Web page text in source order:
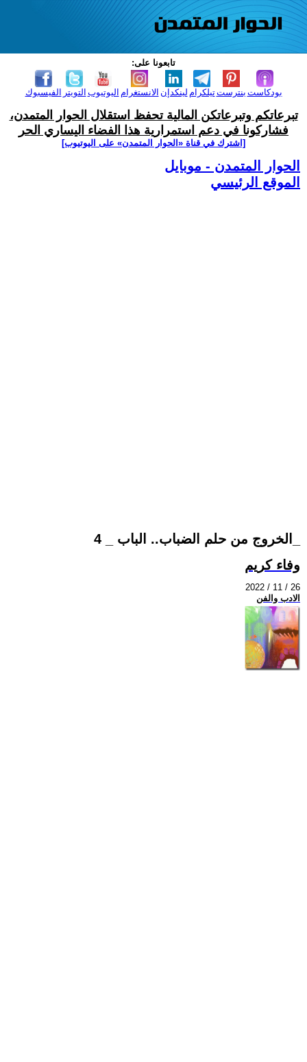
تابعونا على:
الفيسبوك التويتر اليوتيوب الانستغرام لينكدإن تيلكرامبنترست بودكاست
تبرعاتكم وتبرعاتكن المالية تحفظ استقلال الحوار المتمدن،
فشاركونا في دعم استمرارية هذا الفضاء اليساري الحر
[اشترك في قناة ‫«الحوار المتمدن» على اليوتيوب]
الحوار المتمدن - موبايل
الموقع الرئيسي
وفاء كريم
2022 / 11 / 26
الادب والفن